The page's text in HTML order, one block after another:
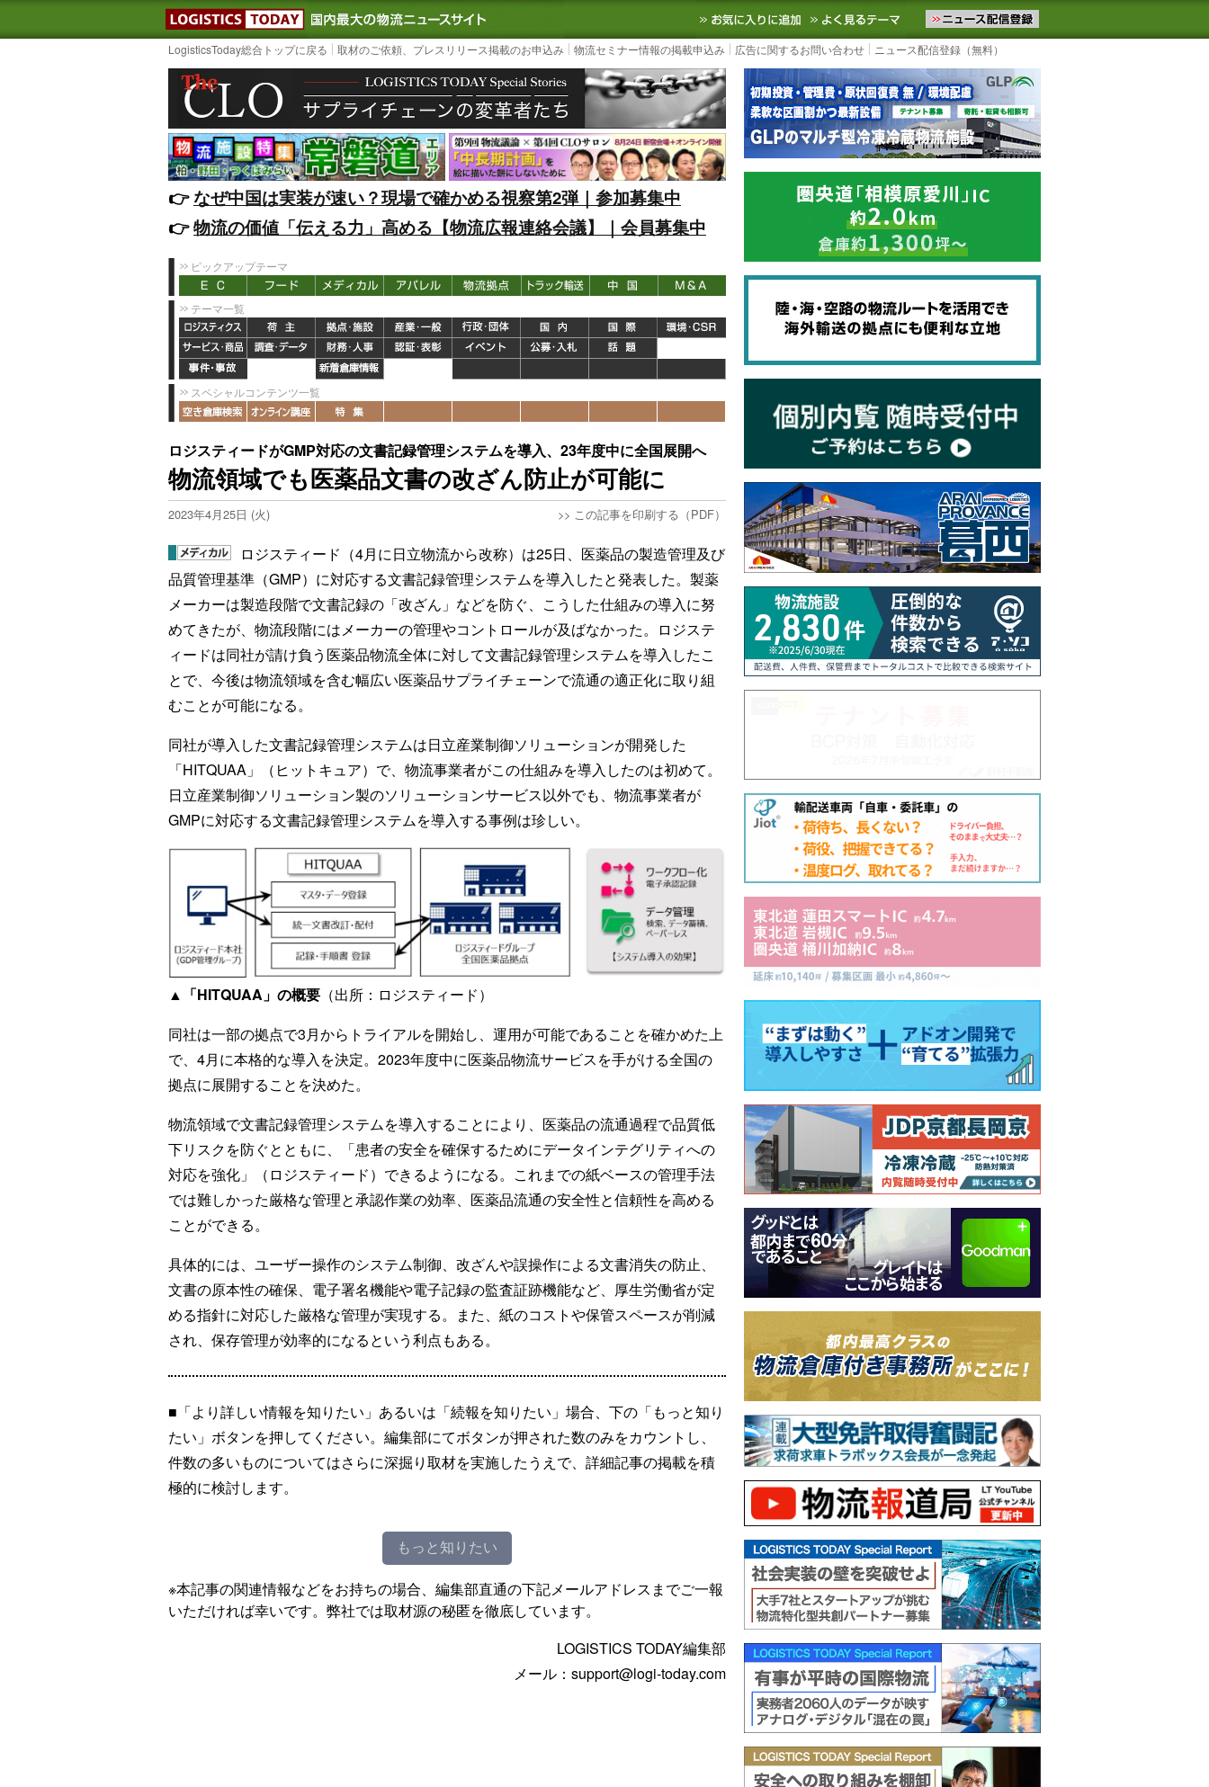
LOGISTICS TODAY｜国内最大の物流ニュースサイト3PL, SCMなど国内外の最新の物流ニュースをお届けします。物流ニュースメール配信を登録す
お気に入りに追加 よく見るテーマ
LogisticsToday総合トップに戻る 取材のご依頼、プレスリリース掲載のお申込み 物流セミナー情報の掲載申込み 広告に関するお問い合わせ ニュース配信登録（無料）
👉️なぜ中国は実装が速い？現場で確かめる視察第2弾｜参加募集中
👉️物流の価値「伝える力」高める【物流広報連絡会議】｜会員募集中
ピックアップテーマ
テーマ一覧
スペシャルコンテンツ一覧
ロジスティードがGMP対応の文書記録管理システムを導入、23年度中に全国展開へ
物流領域でも医薬品文書の改ざん防止が可能に
2023年4月25日 (火) >> この記事を印刷する（PDF）
ロジスティード（4月に日立物流から改称）は25日、医薬品の製造管理及び
品質管理基準（GMP）に対応する文書記録管理システムを導入したと発表した。製薬
メーカーは製造段階で文書記録の「改ざん」などを防ぐ、こうした仕組みの導入に努
めてきたが、物流段階にはメーカーの管理やコントロールが及ばなかった。ロジステ
ィードは同社が請け負う医薬品物流全体に対して文書記録管理システムを導入したこ
とで、今後は物流領域を含む幅広い医薬品サプライチェーンで流通の適正化に取り組
むことが可能になる。
同社が導入した文書記録管理システムは日立産業制御ソリューションが開発した
「HITQUAA」（ヒットキュア）で、物流事業者がこの仕組みを導入したのは初めて。
日立産業制御ソリューション製のソリューションサービス以外でも、物流事業者が
GMPに対応する文書記録管理システムを導入する事例は珍しい。
▲「HITQUAA」の概要 （出所：ロジスティード）
同社は一部の拠点で3月からトライアルを開始し、運用が可能であることを確かめた上
で、4月に本格的な導入を決定。2023年度中に医薬品物流サービスを手がける全国の
拠点に展開することを決めた。
物流領域で文書記録管理システムを導入することにより、医薬品の流通過程で品質低
下リスクを防ぐとともに、「患者の安全を確保するためにデータインテグリティへの
対応を強化」（ロジスティード）できるようになる。これまでの紙ベースの管理手法
では難しかった厳格な管理と承認作業の効率、医薬品流通の安全性と信頼性を高める
ことができる。
具体的には、ユーザー操作のシステム制御、改ざんや誤操作による文書消失の防止、
文書の原本性の確保、電子署名機能や電子記録の監査証跡機能など、厚生労働省が定
める指針に対応した厳格な管理が実現する。また、紙のコストや保管スペースが削減
され、保存管理が効率的になるという利点もある。
■「より詳しい情報を知りたい」あるいは「続報を知りたい」場合、下の「もっと知り
たい」ボタンを押してください。編集部にてボタンが押された数のみをカウントし、
件数の多いものについてはさらに深掘り取材を実施したうえで、詳細記事の掲載を積
極的に検討します。
もっと知りたい
※本記事の関連情報などをお持ちの場合、編集部直通の下記メールアドレスまでご一報
いただければ幸いです。弊社では取材源の秘匿を徹底しています。
LOGISTICS TODAY編集部
メール：support@logi-today.com